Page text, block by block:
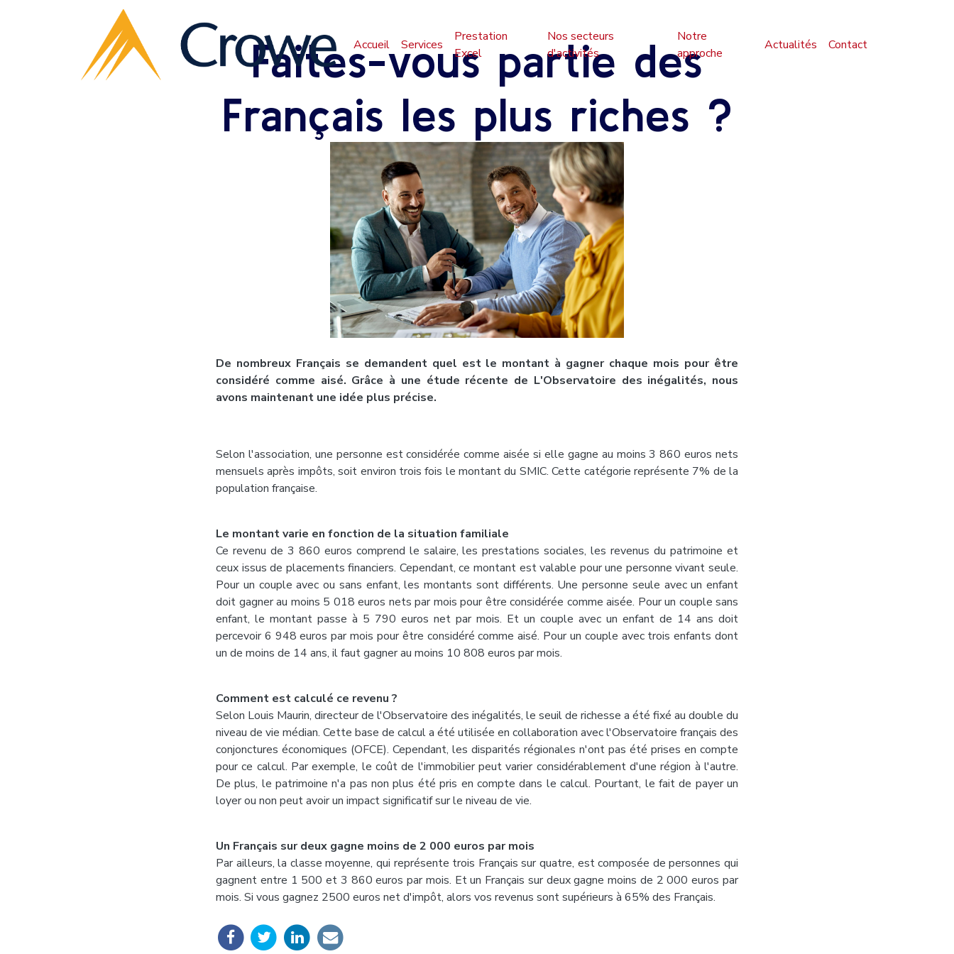
Accueil Services
Prestation
Excel
Nos secteurs
d'activités
Notre
approche
Actualités Contact
Faites-vous partie des
Français les plus riches ?
De nombreux Français se demandent quel est le montant à gagner chaque mois pour être
considéré comme aisé. Grâce à une étude récente de L'Observatoire des inégalités, nous
avons maintenant une idée plus précise.
Selon l'association, une personne est considérée comme aisée si elle gagne au moins 3 860 euros nets
mensuels après impôts, soit environ trois fois le montant du SMIC. Cette catégorie représente 7% de la
population française.
Le montant varie en fonction de la situation familiale
Ce revenu de 3 860 euros comprend le salaire, les prestations sociales, les revenus du patrimoine et
ceux issus de placements financiers. Cependant, ce montant est valable pour une personne vivant seule.
Pour un couple avec ou sans enfant, les montants sont différents. Une personne seule avec un enfant
doit gagner au moins 5 018 euros nets par mois pour être considérée comme aisée. Pour un couple sans
enfant, le montant passe à 5 790 euros net par mois. Et un couple avec un enfant de 14 ans doit
percevoir 6 948 euros par mois pour être considéré comme aisé. Pour un couple avec trois enfants dont
un de moins de 14 ans, il faut gagner au moins 10 808 euros par mois.
Comment est calculé ce revenu ?
Selon Louis Maurin, directeur de l'Observatoire des inégalités, le seuil de richesse a été fixé au double du
niveau de vie médian. Cette base de calcul a été utilisée en collaboration avec l'Observatoire français des
conjonctures économiques (OFCE). Cependant, les disparités régionales n'ont pas été prises en compte
pour ce calcul. Par exemple, le coût de l'immobilier peut varier considérablement d'une région à l'autre.
De plus, le patrimoine n'a pas non plus été pris en compte dans le calcul. Pourtant, le fait de payer un
loyer ou non peut avoir un impact significatif sur le niveau de vie.
Un Français sur deux gagne moins de 2 000 euros par mois
Par ailleurs, la classe moyenne, qui représente trois Français sur quatre, est composée de personnes qui
gagnent entre 1 500 et 3 860 euros par mois. Et un Français sur deux gagne moins de 2 000 euros par
mois. Si vous gagnez 2500 euros net d'impôt, alors vos revenus sont supérieurs à 65% des Français.